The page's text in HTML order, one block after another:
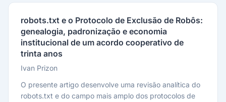
robots.txt e o Protocolo de Exclusão de Robôs:
genealogia, padronização e economia
institucional de um acordo cooperativo de
trinta anos
Ivan Prizon
O presente artigo desenvolve uma revisão analítica do
robots.txt e do campo mais amplo dos protocolos de